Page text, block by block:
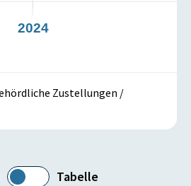
Tabelle
2024
Zustellungen /